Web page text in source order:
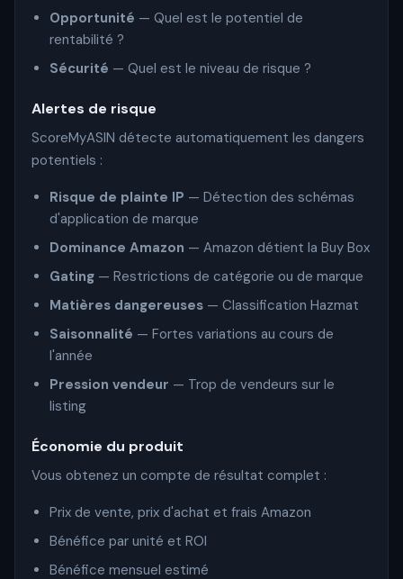
Opportunité — Quel est le potentiel de
rentabilité ?
Sécurité — Quel est le niveau de risque ?
Alertes de risque
ScoreMyASIN détecte automatiquement les dangers
potentiels :
Risque de plainte IP — Détection des schémas
d'application de marque
Dominance Amazon — Amazon détient la Buy Box
Gating — Restrictions de catégorie ou de marque
Matières dangereuses — Classification Hazmat
Saisonnalité — Fortes variations au cours de
l'année
Pression vendeur — Trop de vendeurs sur le
listing
Économie du produit
Vous obtenez un compte de résultat complet :
Prix de vente, prix d'achat et frais Amazon
Bénéfice par unité et ROI
Bénéfice mensuel estimé